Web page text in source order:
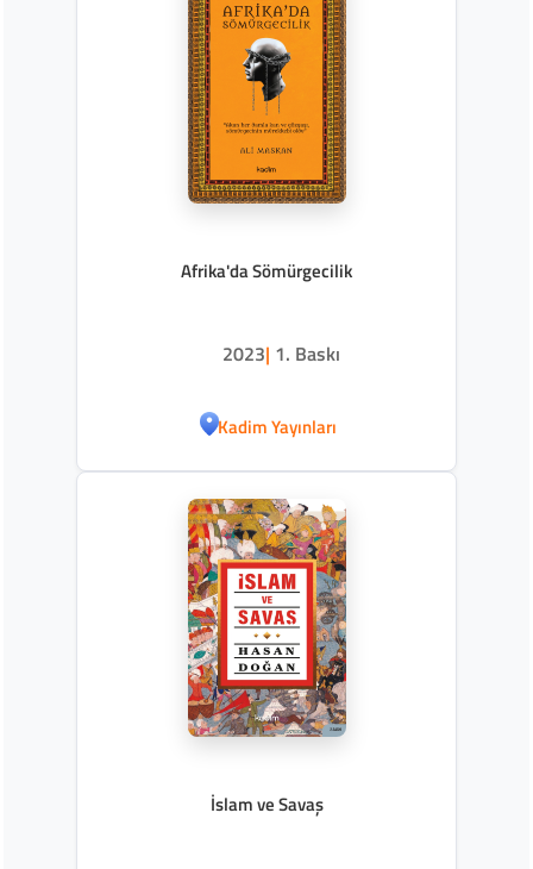
Afrika'da Sömürgecilik
2023| 1. Baskı
Kadim Yayınları
İslam ve Savaş